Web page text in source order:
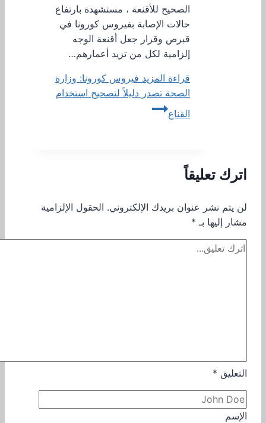
الصحيح للأقنعة ، مستشهدة بارتفاع
حالات الإصابة بفيروس كورونا في
قبرص وقرار جعل أقنعة الوجه
إلزامية لكل من تزيد أعمارهم…
قراءة المزيد فيروس كورونا: وزارة
الصحة تصدر دليلاً لتصحيح استخدام
القناع
اترك تعليقاً
لن يتم نشر عنوان بريدك الإلكتروني. الحقول الإلزامية
مشار إليها بـ *
التعليق *
الإسم